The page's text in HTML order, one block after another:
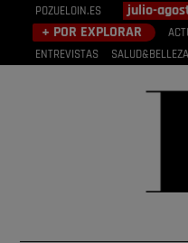
POZUELOIN.ES julio-
+ POR EXPLORAR
ENTREVISTAS
SALUD&BELLEZA